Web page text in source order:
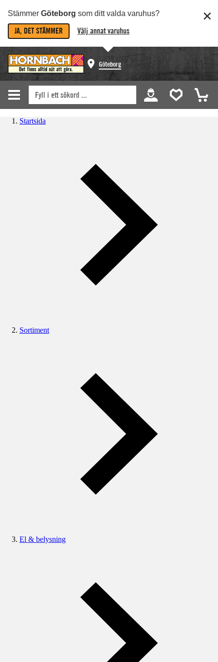
Stämmer Göteborg som ditt valda varuhus?
JA, DET STÄMMER Välj annat varuhus
Göteborg
Startsida
Sortiment
El & belysning